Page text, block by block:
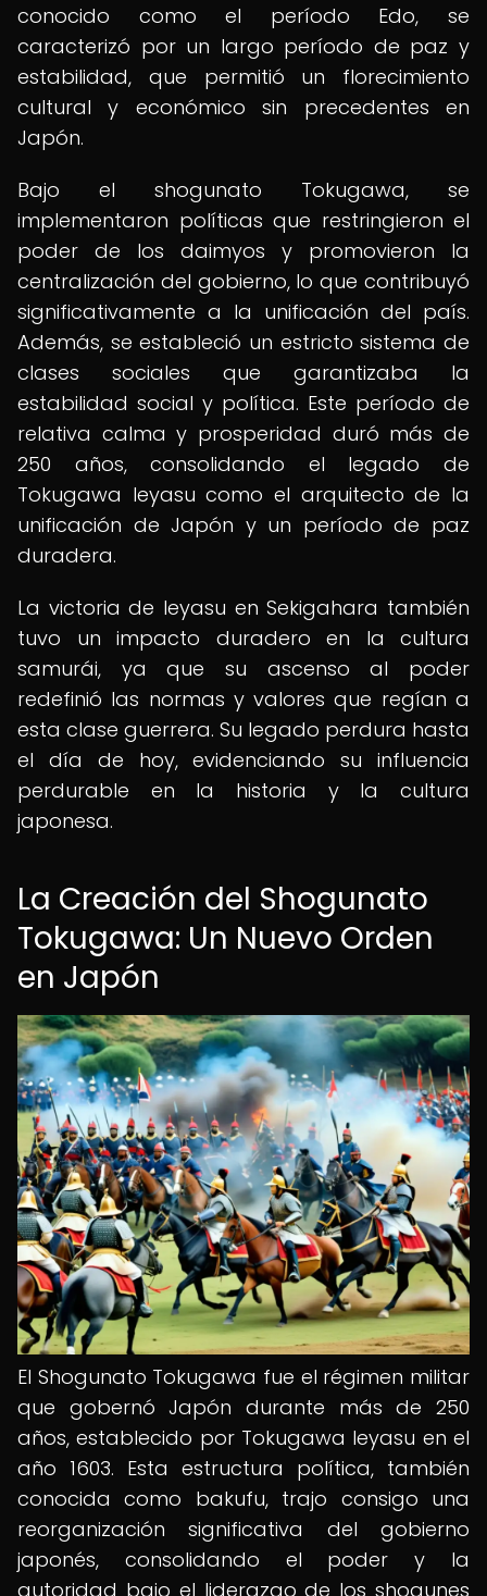
conocido como el período Edo, se
caracterizó por un largo período de paz y
estabilidad, que permitió un florecimiento
cultural y económico sin precedentes en
Japón.
Bajo el shogunato Tokugawa, se
implementaron políticas que restringieron el
poder de los daimyos y promovieron la
centralización del gobierno, lo que contribuyó
significativamente a la unificación del país.
Además, se estableció un estricto sistema de
clases sociales que garantizaba la
estabilidad social y política. Este período de
relativa calma y prosperidad duró más de
250 años, consolidando el legado de
Tokugawa Ieyasu como el arquitecto de la
unificación de Japón y un período de paz
duradera.
La victoria de Ieyasu en Sekigahara también
tuvo un impacto duradero en la cultura
samurái, ya que su ascenso al poder
redefinió las normas y valores que regían a
esta clase guerrera. Su legado perdura hasta
el día de hoy, evidenciando su influencia
perdurable en la historia y la cultura
japonesa.
La Creación del Shogunato
Tokugawa: Un Nuevo Orden
en Japón
El Shogunato Tokugawa fue el régimen militar
que gobernó Japón durante más de 250
años, establecido por Tokugawa Ieyasu en el
año 1603. Esta estructura política, también
conocida como bakufu, trajo consigo una
reorganización significativa del gobierno
japonés, consolidando el poder y la
autoridad bajo el liderazgo de los shogunes